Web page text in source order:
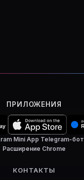
ПРИЛОЖЕНИЯ
Mini App·Telegram-бот
Расширение Chrome
КОНТАКТЫ